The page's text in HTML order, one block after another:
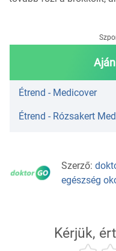
Étrend - Medicover
Étrend - Rózsakert
Szerző:
egészség
Kérjük,